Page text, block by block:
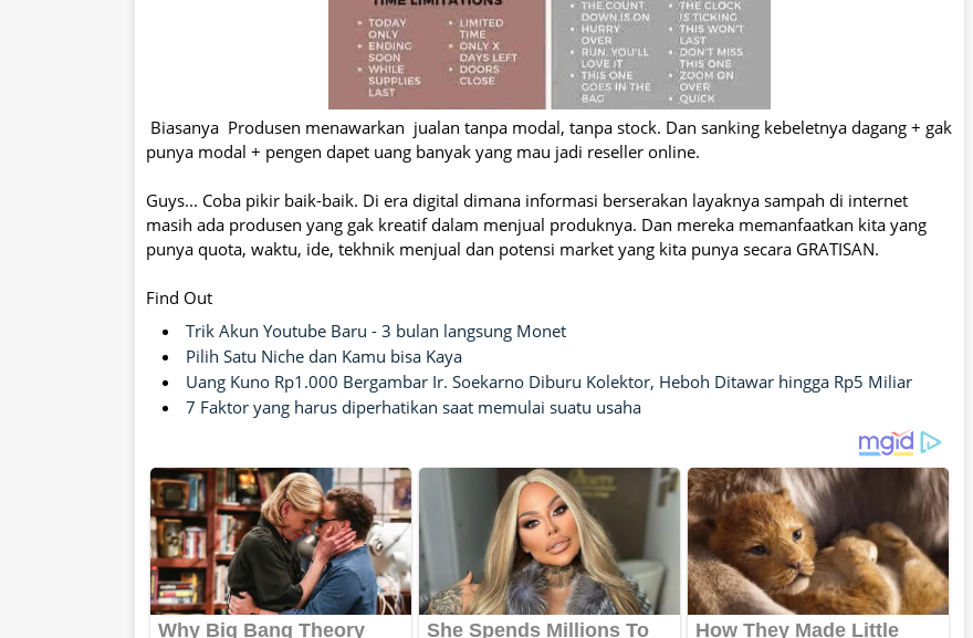
Biasanya Produsen menawarkan jualan tanpa modal, tanpa stock. Dan sanking kebeletnya dagang + gak
punya modal + pengen dapet uang banyak yang mau jadi reseller online.
Guys... Coba pikir baik-baik. Di era digital dimana informasi berserakan layaknya sampah di internet
masih ada produsen yang gak kreatif dalam menjual produknya. Dan mereka memanfaatkan kita yang
punya quota, waktu, ide, tekhnik menjual dan potensi market yang kita punya secara GRATISAN.
Find Out
Trik Akun Youtube Baru - 3 bulan langsung Monet
Pilih Satu Niche dan Kamu bisa Kaya
Uang Kuno Rp1.000 Bergambar Ir. Soekarno Diburu Kolektor, Heboh Ditawar hingga Rp5 Miliar
7 Faktor yang harus diperhatikan saat memulai suatu usaha